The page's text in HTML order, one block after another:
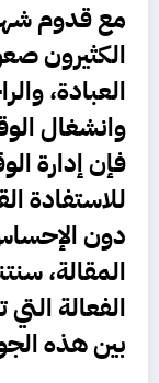
مع قدوم
الكثيرون
العبادة،
وانشغال
فإنإدارة
للاستفادة
دون
المقالة،
الفعالة
بين هذه